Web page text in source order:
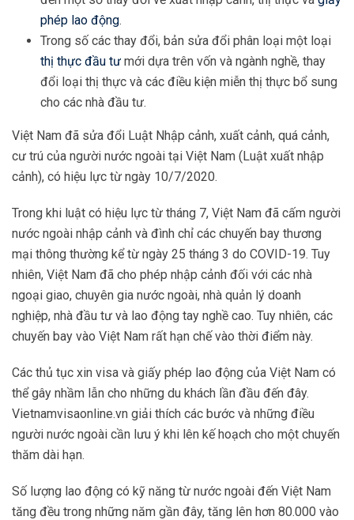
phép lao động.
Trong số các thay đổi, bản sửa đổi phân loại một loại
thị thực đầu tư mới dựa trên vốn và ngành nghề, thay
đổi loại thị thực và các điều kiện miễn thị thực bổ sung
cho các nhà đầu tư.
Việt Nam đã sửa đổi Luật Nhập cảnh, xuất cảnh, quá cảnh,
cư trú của người nước ngoài tại Việt Nam (Luật xuất nhập
cảnh), có hiệu lực từ ngày 10/7/2020.
Trong khi luật có hiệu lực từ tháng 7, Việt Nam đã cấm người
nước ngoài nhập cảnh và đình chỉ các chuyến bay thương
mại thông thường kể từ ngày 25 tháng 3 do COVID-19. Tuy
nhiên, Việt Nam đã cho phép nhập cảnh đối với các nhà
ngoại giao, chuyên gia nước ngoài, nhà quản lý doanh
nghiệp, nhà đầu tư và lao động tay nghề cao. Tuy nhiên, các
chuyến bay vào Việt Nam rất hạn chế vào thời điểm này.
Các thủ tục xin visa và giấy phép lao động của Việt Nam có
thể gây nhầm lẫn cho những du khách lần đầu đến đây.
Vietnamvisaonline.vn giải thích các bước và những điều
người nước ngoài cần lưu ý khi lên kế hoạch cho một chuyến
thăm dài hạn.
Số lượng lao động có kỹ năng từ nước ngoài đến Việt Nam
tăng đều trong những năm gần đây, tăng lên hơn 80.000 vào